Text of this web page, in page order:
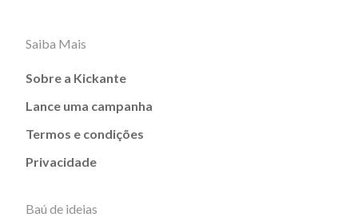
Saiba Mais
Sobre a Kickante
Lance uma campanha
Termos e condições
Privacidade
Baú de ideias